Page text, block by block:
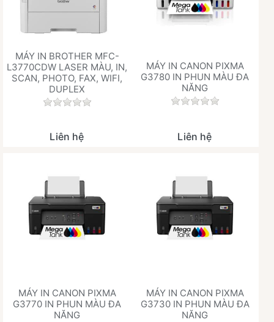
MÁY IN BROTHER MFC-
L3770CDW LASER MÀU, IN,
SCAN, PHOTO, FAX, WIFI,
DUPLEX
Chưa có đánh giá nào cho sản phẩm này.
Liên hệ
MÁY IN CANON PIXMA
G3780 IN PHUN MÀU ĐA
NĂNG
Chưa có đánh giá
Liên hệ
MÁY IN CANON PIXMA
G3770 IN PHUN MÀU ĐA
NĂNG
MÁY IN CANON PIXMA
G3730 IN PHUN MÀU ĐA
NĂNG